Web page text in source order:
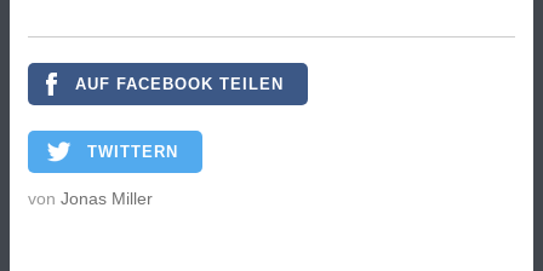
AUF FACEBOOK TEILEN
TWITTERN
von Jonas Miller